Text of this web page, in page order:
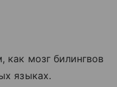
как мозг билингвов
языках.